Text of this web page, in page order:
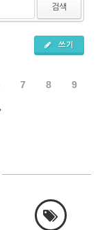
검색
쓰기
7 8 9